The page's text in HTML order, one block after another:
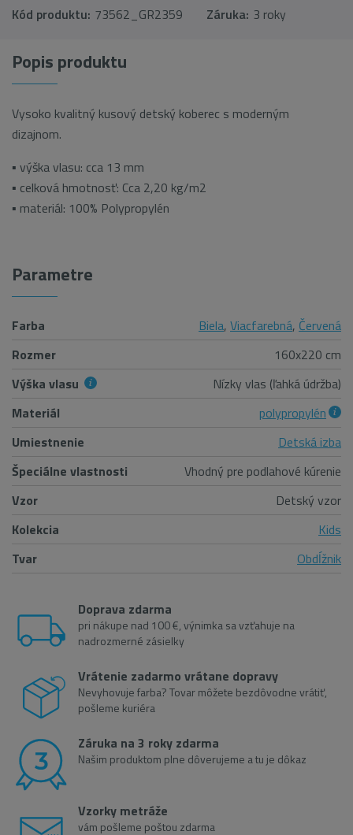
Kód produktu: 73562_GR2359 Záruka: 3 roky
Popis produktu
Vysoko kvalitný kusový detský koberec s moderným
dizajnom.
▪ výška vlasu: cca 13 mm
▪ celková hmotnosť: Cca 2,20 kg/m2
▪ materiál: 100% Polypropylén
Parametre
Farba Biela, Viacfarebná, Červená
Rozmer
160x220 cm
Výška vlasu
Nízky vlas (ľahká údržba)
Materiál
polypropylén
Umiestnenie
Detská izba
Špeciálne vlastnosti
Vhodný pre podlahové kúrenie
Vzor
Detský vzor
Kolekcia
Kids
Tvar
Obdĺžnik
Doprava zdarma
pri nákupe nad 100 €, výnimka sa vzťahuje na
nadrozmerné zásielky
Vrátenie zadarmo vrátane dopravy
Nevyhovuje farba? Tovar môžete bezdôvodne vrátiť,
pošleme kuriéra
Záruka na 3 roky zdarma
Našim produktom plne dôverujeme a tu je dôkaz
Vzorky metráže
vám pošleme poštou zdarma